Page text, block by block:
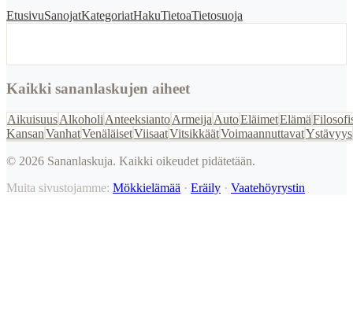
EtusivuSanojatKategoriatHakuTietoaTietosuoja
Kaikki sananlaskujen aiheet
AikuisuusAlkoholi AnteeksiantoArmeija AutoEläimetElämä
KansanVanhatVenäläisetViisaatVitsikkäätVoimaannuttavatYstävyys
© 2026 Sananlaskuja. Kaikki oikeudet pidätetään.
Muita sivustojamme: Mökkielämää · Eräily · Vaatehöyrystin